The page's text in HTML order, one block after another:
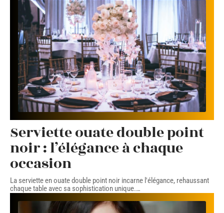
Serviette ouate double point
noir : l’élégance à chaque
occasion
La serviette en ouate double point noir incarne l'élégance, rehaussant
chaque table avec sa sophistication unique.…